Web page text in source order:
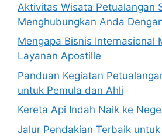
Aktivitas Wisata Petualangan
Menghubungkan Anda
Mengapa Bisnis Internasional
Layanan Apostille
Panduan Kegiatan
untuk Pemula dan Ahli
Kereta Api Indah Naik ke
Jalur Pendakian Terbaik